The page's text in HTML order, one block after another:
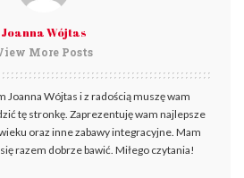
Joanna Wójtas
More Posts
Joanna Wójtas i z radością muszę wam
tę stronkę. Zaprezentuję wam najlepsze
oraz inne zabawy integracyjne. Mam
razem dobrze bawić. Miłego czytania!